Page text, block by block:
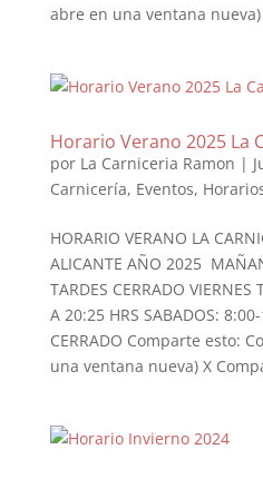
abre en una ventana
Horario Verano 2025 La
por La Carniceria Ramon |
Carnicería, Eventos,
HORARIO VERANO LA
ALICANTE AÑO 2025
TARDES CERRADO
A 20:25 HRS SABADOS:
CERRADO Comparte esto:
una ventana nueva) X